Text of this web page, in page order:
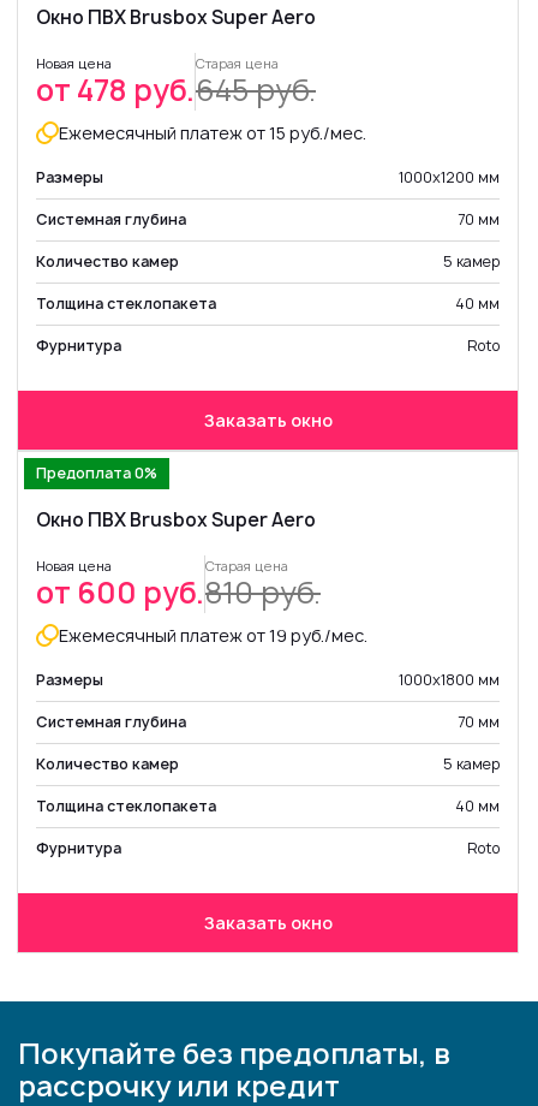
Окно ПВХ Brusbox Super Aero
Новая цена
от 478 руб.
Старая цена
645 руб.
Ежемесячный платеж от 15 руб./мес.
Размеры 1000х1200 мм
Системная глубина 70 мм
Количество камер 5 камер
Толщина стеклопакета 40 мм
Фурнитура Roto
Заказать окно
Предоплата 0%
Окно ПВХ Brusbox Super Aero
Новая цена
от 600 руб.
Старая цена
810 руб.
Ежемесячный платеж от 19 руб./мес.
Размеры 1000х1800 мм
Системная глубина 70 мм
Количество камер 5 камер
Толщина стеклопакета 40 мм
Фурнитура Roto
Заказать окно
Покупайте без предоплаты, в
рассрочку или кредит